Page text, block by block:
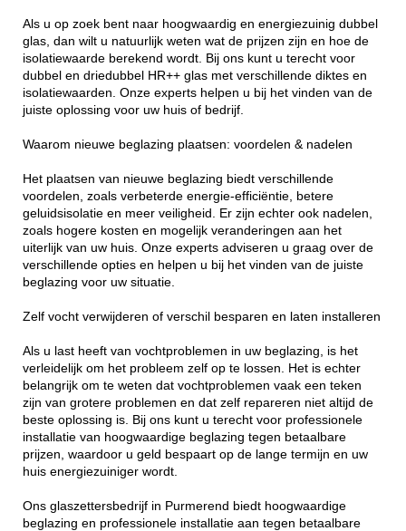
Als u op zoek bent naar hoogwaardig en energiezuinig dubbel
glas, dan wilt u natuurlijk weten wat de prijzen zijn en hoe de
isolatiewaarde berekend wordt. Bij ons kunt u terecht voor
dubbel en driedubbel HR++ glas met verschillende diktes en
isolatiewaarden. Onze experts helpen u bij het vinden van de
juiste oplossing voor uw huis of bedrijf.
Waarom nieuwe beglazing plaatsen: voordelen & nadelen
Het plaatsen van nieuwe beglazing biedt verschillende
voordelen, zoals verbeterde energie-efficiëntie, betere
geluidsisolatie en meer veiligheid. Er zijn echter ook nadelen,
zoals hogere kosten en mogelijk veranderingen aan het
uiterlijk van uw huis. Onze experts adviseren u graag over de
verschillende opties en helpen u bij het vinden van de juiste
beglazing voor uw situatie.
Zelf vocht verwijderen of verschil besparen en laten installeren
Als u last heeft van vochtproblemen in uw beglazing, is het
verleidelijk om het probleem zelf op te lossen. Het is echter
belangrijk om te weten dat vochtproblemen vaak een teken
zijn van grotere problemen en dat zelf repareren niet altijd de
beste oplossing is. Bij ons kunt u terecht voor professionele
installatie van hoogwaardige beglazing tegen betaalbare
prijzen, waardoor u geld bespaart op de lange termijn en uw
huis energiezuiniger wordt.
Ons glaszettersbedrijf in Purmerend biedt hoogwaardige
beglazing en professionele installatie aan tegen betaalbare